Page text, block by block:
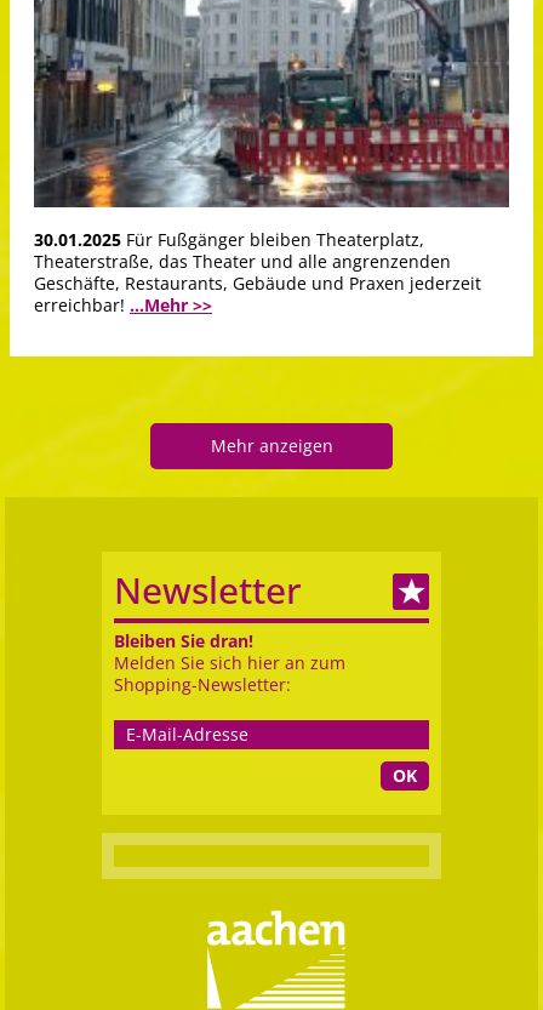
30.01.2025 Für Fußgänger bleiben Theaterplatz,
Theaterstraße, das Theater und alle angrenzenden
Geschäfte, Restaurants, Gebäude und Praxen jederzeit
erreichbar! ...Mehr >>
Mehr anzeigen
Newsletter
Bleiben Sie dran!
Melden Sie sich hier an zum
Shopping-Newsletter:
OK